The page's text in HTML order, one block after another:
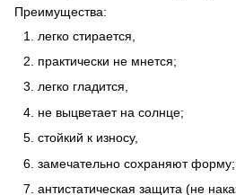
Преимущества:
легко стирается,
практически не мнется;
легко гладится,
не выцветает на солнце;
стойкий к износу,
замечательно сохраняют форму;
антистатическая защита (не